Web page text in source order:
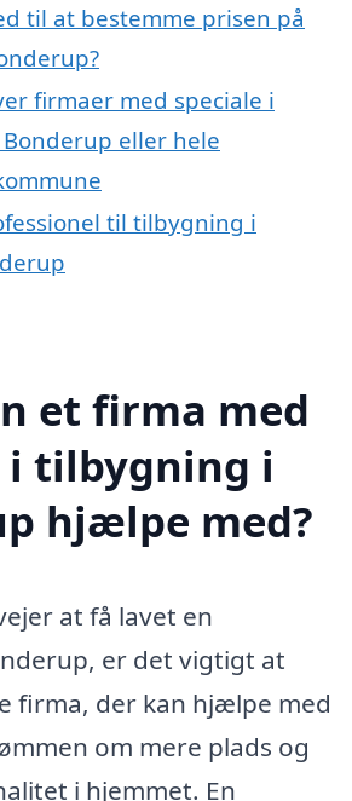
til at bestemme prisen på
firmaer med speciale i
eller hele
til tilbygning i
et firma med
i tilbygning i
hjælpe med?
at få lavet en
er det vigtigt at
firma, der kan hjælpe med
om mere plads og
i hjemmet. En